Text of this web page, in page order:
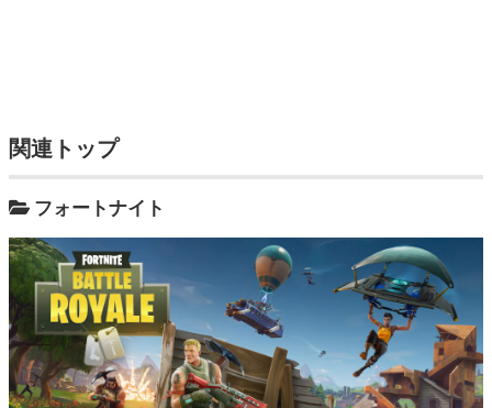
関連トップ
フォートナイト